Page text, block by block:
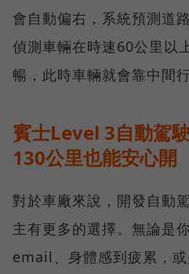
會自動偏右，系統預測道
偵測車輛在時速60公里以
暢，此時車輛就會靠中間行
賓士Level 3自動駕
130公里也能安心開
對於車廠來說，開發自動
主有更多的選擇。無論是
email、身體感到疲累，或